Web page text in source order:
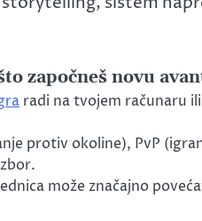
započneš novu
radi na tvojem računaru
protiv okoline), PvP
može značajno